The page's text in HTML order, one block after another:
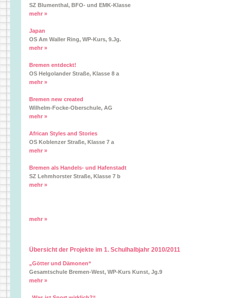
SZ Blumenthal, BFO- und EMK-Klasse
mehr »
Japan
OS Am Waller Ring, WP-Kurs, 9.Jg.
mehr »
Bremen entdeckt!
OS Helgolander Straße, Klasse 8 a
mehr »
Bremen new created
Wilhelm-Focke-Oberschule, AG
mehr »
African Styles and Stories
OS Koblenzer Straße, Klasse 7 a
mehr »
Bremen als Handels- und Hafenstadt
SZ Lehmhorster Straße, Klasse 7 b
mehr »
mehr »
Übersicht der Projekte im 1. Schulhalbjahr 2010/2011
„Götter und Dämonen“
Gesamtschule Bremen-West, WP-Kurs Kunst, Jg.9
mehr »